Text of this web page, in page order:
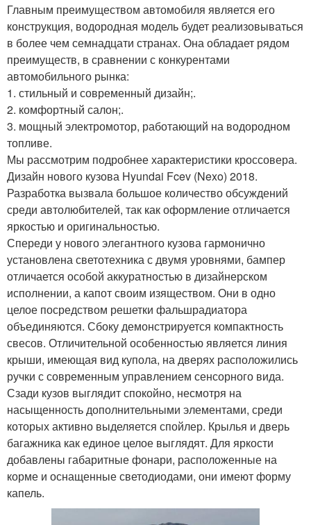
Главным преимуществом автомобиля является его
конструкция, водородная модель будет реализовываться
в более чем семнадцати странах. Она обладает рядом
преимуществ, в сравнении с конкурентами
автомобильного рынка:
1. стильный и современный дизайн;.
2. комфортный салон;.
3. мощный электромотор, работающий на водородном
топливе.
Мы рассмотрим подробнее характеристики кроссовера.
Дизайн нового кузова Hyundai Fcev (Nexo) 2018.
Разработка вызвала большое количество обсуждений
среди автолюбителей, так как оформление отличается
яркостью и оригинальностью.
Спереди у нового элегантного кузова гармонично
установлена светотехника с двумя уровнями, бампер
отличается особой аккуратностью в дизайнерском
исполнении, а капот своим изяществом. Они в одно
целое посредством решетки фальшрадиатора
объединяются. Сбоку демонстрируется компактность
свесов. Отличительной особенностью является линия
крыши, имеющая вид купола, на дверях расположились
ручки с современным управлением сенсорного вида.
Сзади кузов выглядит спокойно, несмотря на
насыщенность дополнительными элементами, среди
которых активно выделяется спойлер. Крылья и дверь
багажника как единое целое выглядят. Для яркости
добавлены габаритные фонари, расположенные на
корме и оснащенные светодиодами, они имеют форму
капель.